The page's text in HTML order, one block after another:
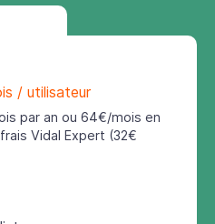
/ utilisateur
par an ou 64€/mois en
Vidal Expert (32€